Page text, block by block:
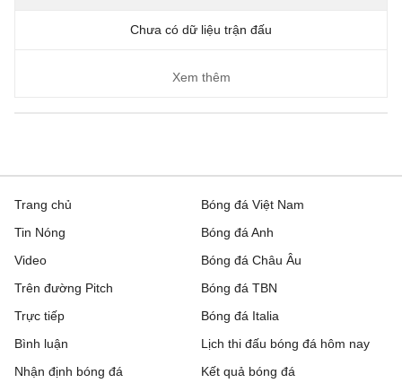
Chưa có dữ liệu trận đấu
Xem thêm
Trang chủ
Tin Nóng
Video
Trên đường Pitch
Trực tiếp
Bóng đá Việt Nam
Bóng đá Anh
Bóng đá Châu Âu
Bóng đá TBN
Bóng đá Italia
Bình luận
Nhận định bóng đá
Lịch thi đấu bóng đá hôm nay
Kết quả bóng đá